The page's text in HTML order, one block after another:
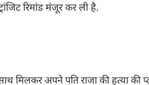
रिमांड मंजूर कर ली है.
मिलकर अपने पति राजा की हत्या की